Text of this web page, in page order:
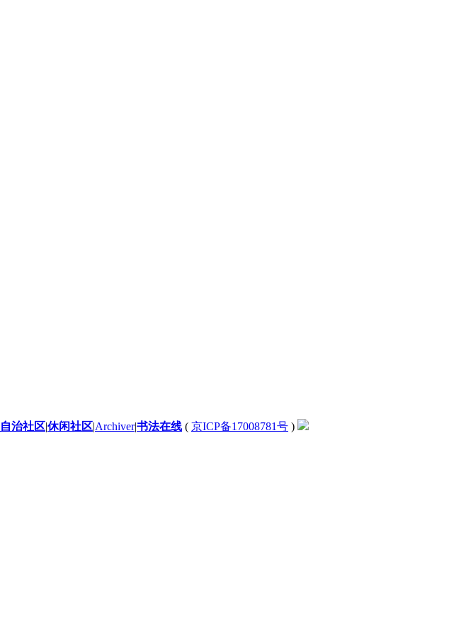
自治社区|休闲社区|Archiver|书法在线 ( 京ICP备17008781号 )